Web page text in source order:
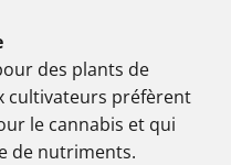
des plants de
cultivateurs préfèrent
le cannabis et qui
de nutriments.